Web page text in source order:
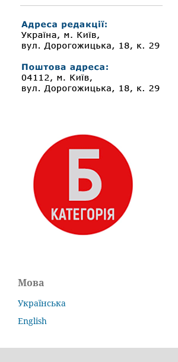
Мова
Українська
English